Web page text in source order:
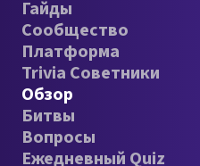
Гайды
Сообщество
Платформа
Trivia Советники
Обзор
Битвы
Вопросы
Ежедневный Quiz